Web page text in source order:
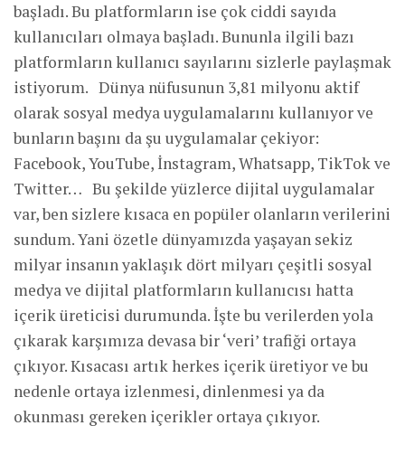
başladı. Bu platformların ise çok ciddi sayıda
kullanıcıları olmaya başladı. Bununla ilgili bazı
platformların kullanıcı sayılarını sizlerle paylaşmak
istiyorum. Dünya nüfusunun 3,81 milyonu aktif
olarak sosyal medya uygulamalarını kullanıyor ve
bunların başını da şu uygulamalar çekiyor:
Facebook, YouTube, İnstagram, Whatsapp, TikTok ve
Twitter… Bu şekilde yüzlerce dijital uygulamalar
var, ben sizlere kısaca en popüler olanların verilerini
sundum. Yani özetle dünyamızda yaşayan sekiz
milyar insanın yaklaşık dört milyarı çeşitli sosyal
medya ve dijital platformların kullanıcısı hatta
içerik üreticisi durumunda. İşte bu verilerden yola
çıkarak karşımıza devasa bir ‘veri’ trafiği ortaya
çıkıyor. Kısacası artık herkes içerik üretiyor ve bu
nedenle ortaya izlenmesi, dinlenmesi ya da
okunması gereken içerikler ortaya çıkıyor.